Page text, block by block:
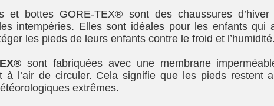
et bottes GORE-TEX® sont des chaussures
intempéries. Elles sont idéales pour les enfants
les pieds de leurs enfants contre le froid et l’humidité.
sont fabriquées avec une membrane
à l’air de circuler. Cela signifie que les pieds restent
extrêmes.